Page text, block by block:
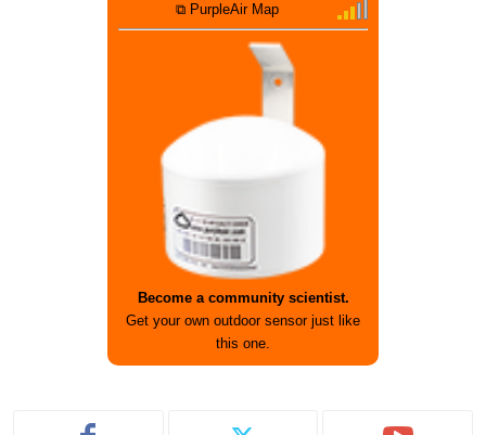
⧉ PurpleAir Map
Become a community scientist.
Get your own outdoor sensor just like
this one.